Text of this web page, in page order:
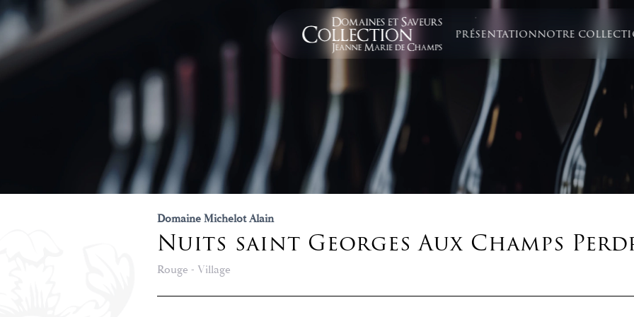
PRÉSENTATIONNOTRE
Domaine Michelot Alain
Nuits saint Georges Aux Champs
Rouge - Village